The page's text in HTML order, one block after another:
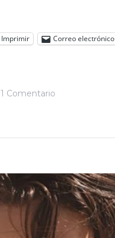
Imprimir Correo electrónico
1 Comentario
Fronteras
De
Las
Etiquetas.